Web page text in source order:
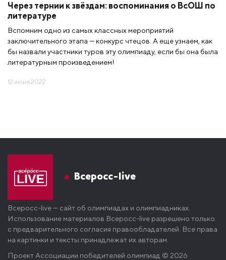
Через тернии к звёздам: воспоминания о ВсОШ по
литературе
Вспомним одно из самых классных мероприятий
заключительного этапа — конкурс чтецов. А еще узнаем, как
бы назвали участники туров эту олимпиаду, если бы она была
литературным произведением!
12 июня 2022
Всеросс-live
Всеросс-live — сайт об олимпиадах и олимпиадниках.
Использование материалов Всеросс-live разрешено только
с предварительного согласия правообладателей. Все права
на картинки и тексты принадлежат их авторам.
Проект Ассоциации победителей олимпиад © 2026